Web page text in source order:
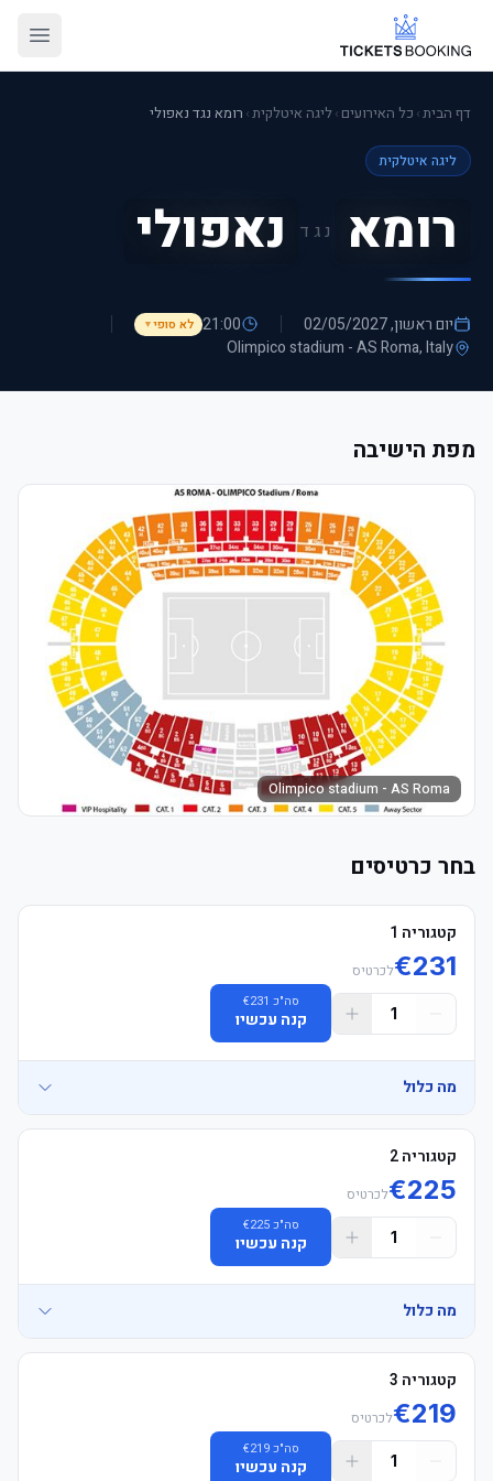
דף הבית› כל האירועים ›ליגה איטלקית› רומא נגד נאפולי
ליגה איטלקית
רומא נגד נאפולי
יום ראשון, 02/05/2027 21:00 לא סופי▼
Olimpico stadium - AS Roma, Italy
מפת הישיבה
Olimpico stadium - AS Roma
בחר כרטיסים
קטגוריה 1
€231 לכרטיס
1
סה"כ €231
קנה עכשיו
מה כלול
קטגוריה 2
€225 לכרטיס
1
סה"כ €225
קנה עכשיו
מה כלול
קטגוריה 3
€219 לכרטיס
1
סה"כ €219
קנה עכשיו